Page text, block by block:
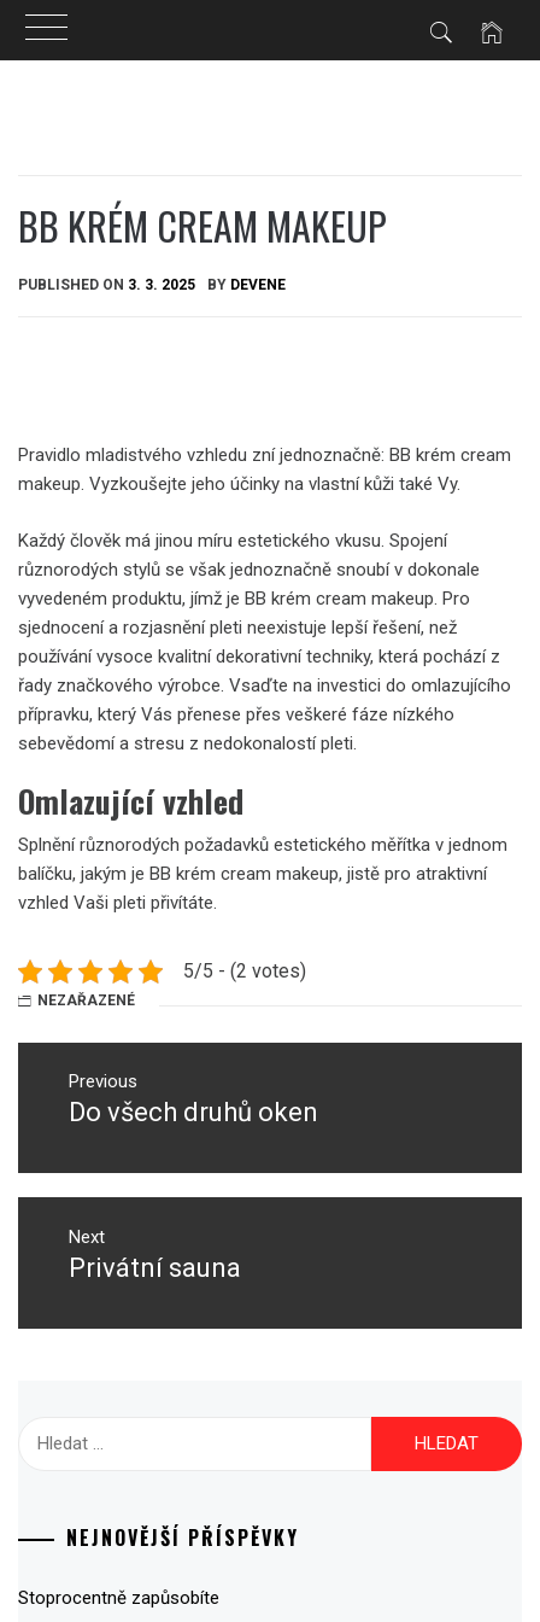
BB KRÉM CREAM MAKEUP
PUBLISHED ON 3. 3. 2025 BY DEVENE
Pravidlo mladistvého vzhledu zní jednoznačně: BB krém cream
makeup. Vyzkoušejte jeho účinky na vlastní kůži také Vy.
Každý člověk má jinou míru estetického vkusu. Spojení
různorodých stylů se však jednoznačně snoubí v dokonale
vyvedeném produktu, jímž je BB krém cream makeup . Pro
sjednocení a rozjasnění pleti neexistuje lepší řešení, než
používání vysoce kvalitní dekorativní techniky, která pochází z
řady značkového výrobce. Vsaďte na investici do omlazujícího
přípravku, který Vás přenese přes veškeré fáze nízkého
sebevědomí a stresu z nedokonalostí pleti.
Omlazující vzhled
Splnění různorodých požadavků estetického měřítka v jednom
balíčku, jakým je BB krém cream makeup, jistě pro atraktivní
vzhled Vaši pleti přivítáte.
5/5 - (2 votes)
NEZAŘAZENÉ
Navigace
příspěvek
Previous
Previous
Do všech druhů oken
Next
Next
Privátní sauna
NEJNOVĚJŠÍ PŘÍSPĚVKY
Stoprocentně zapůsobíte